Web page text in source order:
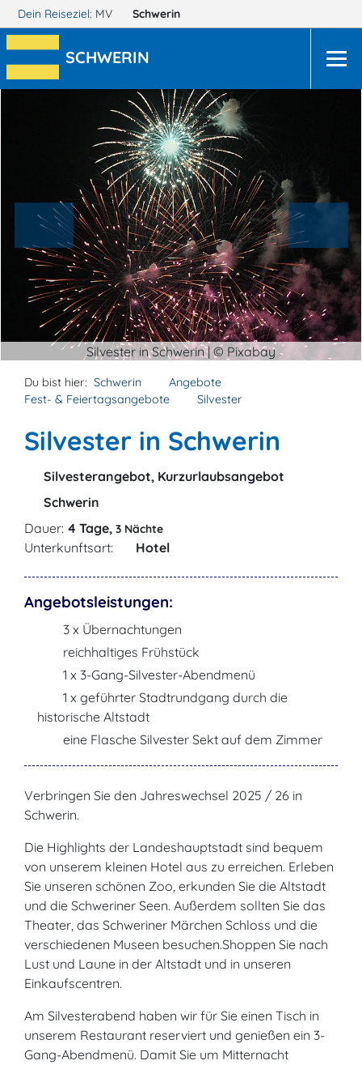
Dein Reiseziel: MV Schwerin
SCHWERIN
Silvester in Schwerin | © Pixabay
Du bist hier: Schwerin
Angebote
Fest- & Feiertagsangebote
Silvester
Silvester in Schwerin
Silvesterangebot, Kurzurlaubsangebot
Schwerin
Dauer: 4 Tage, 3 Nächte
Unterkunftsart: Hotel
Angebotsleistungen:
3 x Übernachtungen
reichhaltiges Frühstück
1 x 3-Gang-Silvester-Abendmenü
1 x geführter Stadtrundgang durch die
historische Altstadt
eine Flasche Silvester Sekt auf dem Zimmer
Verbringen Sie den Jahreswechsel 2025 / 26 in
Schwerin.
Die Highlights der Landeshauptstadt sind bequem
von unserem kleinen Hotel aus zu erreichen. Erleben
Sie unseren schönen Zoo, erkunden Sie die Altstadt
und die Schweriner Seen. Außerdem sollten Sie das
Theater, das Schweriner Märchen Schloss und die
verschiedenen Museen besuchen.Shoppen Sie nach
Lust und Laune in der Altstadt und in unseren
Einkaufscentren.
Am Silvesterabend haben wir für Sie einen Tisch in
unserem Restaurant reserviert und genießen ein 3-
Gang-Abendmenü. Damit Sie um Mitternacht